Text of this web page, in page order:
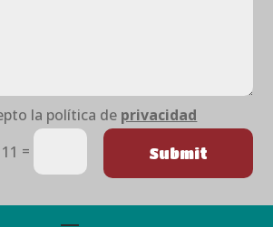
la política de privacidad
= Submit